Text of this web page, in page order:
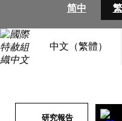
简中
中文（繁體）
研究報告